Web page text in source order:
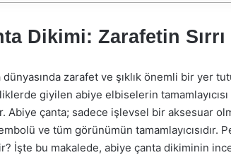
Dikimi: Zarafetin Sırrı
zarafet ve şıklık önemli bir yer
giyilen abiye elbiselerin
Abiye çanta; sadece işlevsel bir aksesuar
ve tüm görünümün tamamlayıcısıdır.
İşte bu makalede, abiye çanta dikiminin